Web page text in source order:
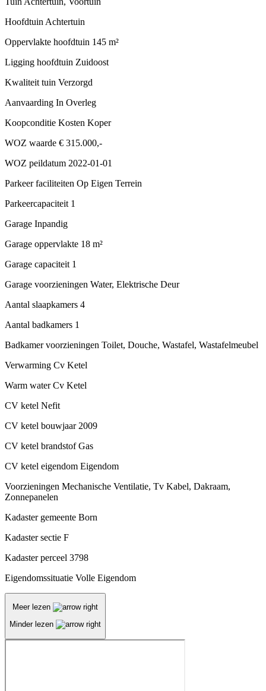
Hoofdtuin Achtertuin
Oppervlakte hoofdtuin 145 m²
Ligging hoofdtuin Zuidoost
Kwaliteit tuin Verzorgd
Aanvaarding In Overleg
Koopconditie Kosten Koper
WOZ waarde € 315.000,-
WOZ peildatum 2022-01-01
Parkeer faciliteiten Op Eigen Terrein
Parkeercapaciteit 1
Garage Inpandig
Garage oppervlakte 18 m²
Garage capaciteit 1
Garage voorzieningen Water, Elektrische Deur
Aantal slaapkamers 4
Aantal badkamers 1
Badkamer voorzieningen Toilet, Douche, Wastafel, Wastafelmeubel
Verwarming Cv Ketel
Warm water Cv Ketel
CV ketel Nefit
CV ketel bouwjaar 2009
CV ketel brandstof Gas
CV ketel eigendom Eigendom
Voorzieningen Mechanische Ventilatie, Tv Kabel, Dakraam,
Zonnepanelen
Kadaster gemeente Born
Kadaster sectie F
Kadaster perceel 3798
Eigendomssituatie Volle Eigendom
Meer lezen
Minder lezen